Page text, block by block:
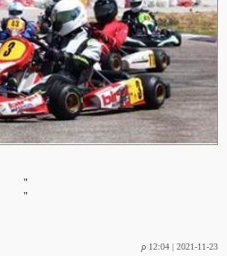
"
"
2021-11-23 | 12:04 م